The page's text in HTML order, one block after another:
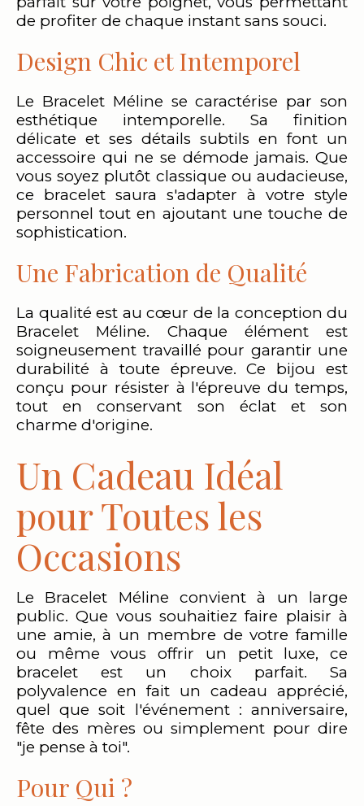
de profiter de chaque instant sans souci.
Design Chic et Intemporel
Le Bracelet Méline se caractérise par son
esthétique intemporelle. Sa finition
délicate et ses détails subtils en font un
accessoire qui ne se démode jamais. Que
vous soyez plutôt classique ou audacieuse,
ce bracelet saura s'adapter à votre style
personnel tout en ajoutant une touche de
sophistication.
Une Fabrication de Qualité
La qualité est au cœur de la conception du
Bracelet Méline. Chaque élément est
soigneusement travaillé pour garantir une
durabilité à toute épreuve. Ce bijou est
conçu pour résister à l'épreuve du temps,
tout en conservant son éclat et son
charme d'origine.
Un Cadeau Idéal
pour Toutes les
Occasions
Le Bracelet Méline convient à un large
public. Que vous souhaitiez faire plaisir à
une amie, à un membre de votre famille
ou même vous offrir un petit luxe, ce
bracelet est un choix parfait. Sa
polyvalence en fait un cadeau apprécié,
quel que soit l'événement : anniversaire,
fête des mères ou simplement pour dire
"je pense à toi".
Pour Qui ?